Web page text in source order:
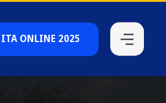
ITA ONLINE 2025